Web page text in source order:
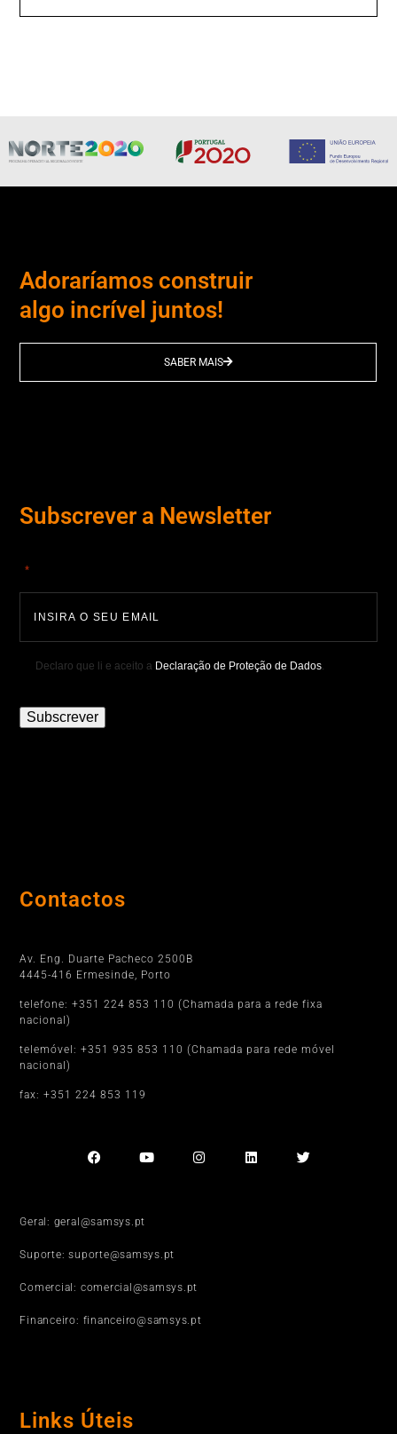
Adoraríamos construir
algo incrível juntos!
SABER MAIS
Subscrever a Newsletter
"*
Declaro que li e aceito a Declaração de Proteção de Dados
Subscrever
Contactos
Av. Eng. Duarte Pacheco 2500B
4445-416 Ermesinde, Porto
telefone: +351 224 853 110 (Chamada para a rede fixa
nacional)
telemóvel: +351 935 853 110 (Chamada para rede móvel
nacional)
fax: +351 224 853 119
Geral: geral@samsys.pt
Suporte: suporte@samsys.pt
Comercial: comercial@samsys.pt
Financeiro: financeiro@samsys.pt
Links Úteis